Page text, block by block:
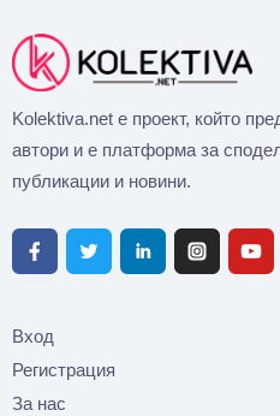
Kolektiva.net е проект, който
автори и е платформа за
публикации и новини.
Вход
Регистрация
За нас